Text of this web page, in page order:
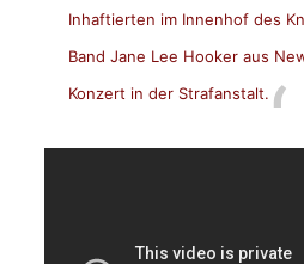
Inhaftierten im Innenhof des
Band Jane Lee Hooker aus
Konzert in der Strafanstalt.